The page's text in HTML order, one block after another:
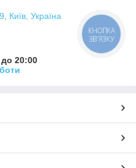
Київ, Україна
20:00
КНОПКА
ЗВ'ЯЗКУ